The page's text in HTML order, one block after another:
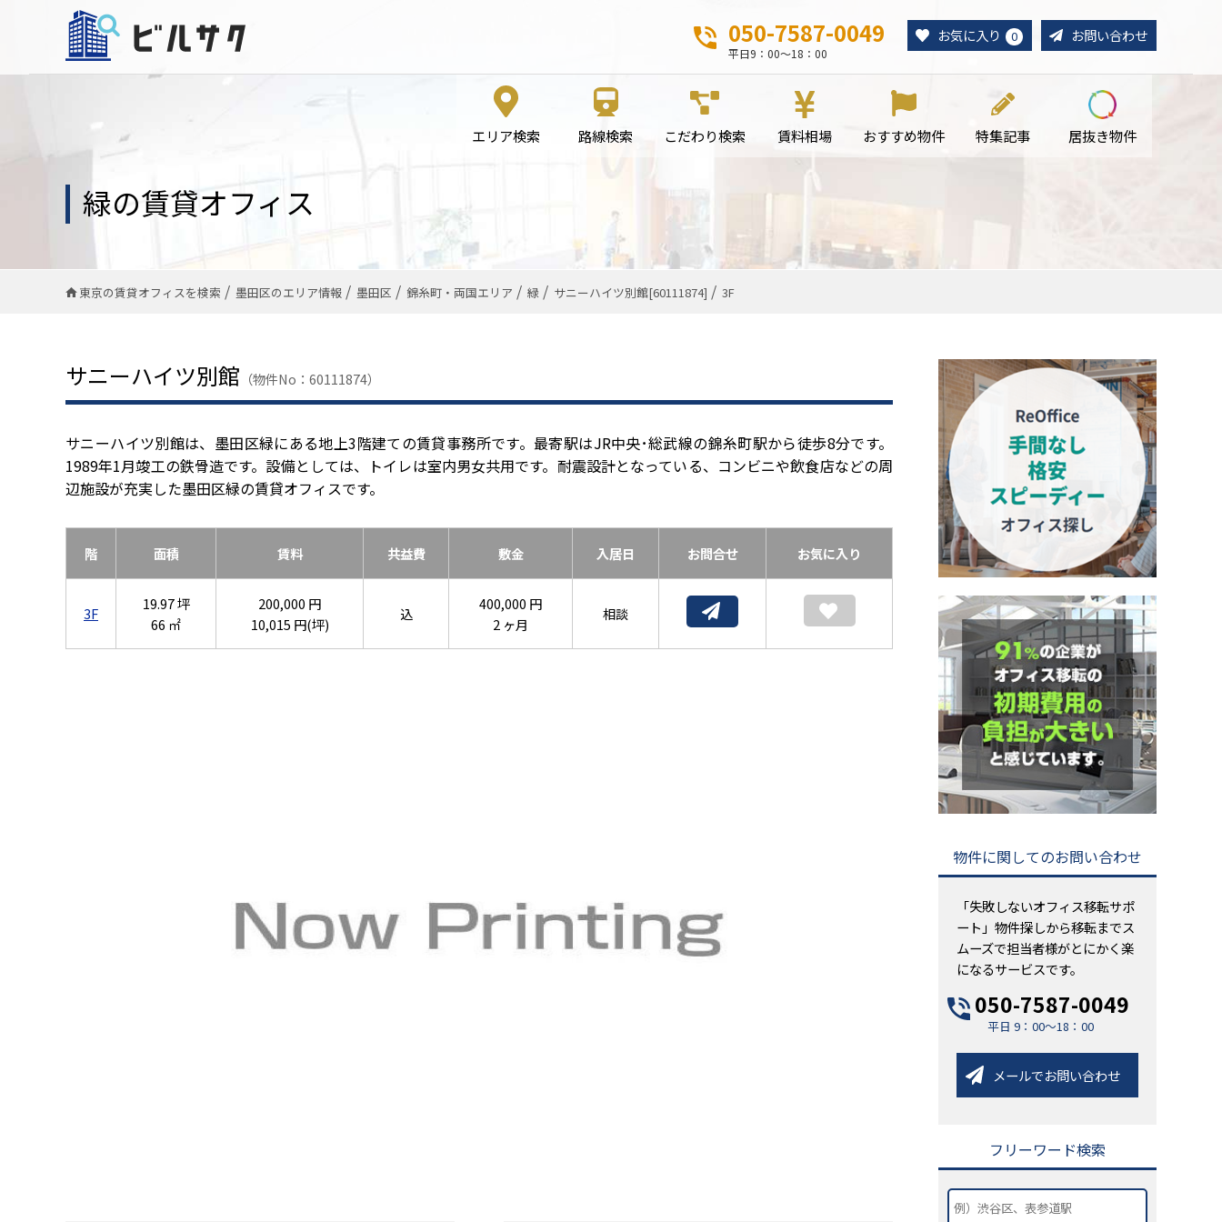
050-7587-0049
平日9：00～18：00
お気に入り 0 お問い合わせ
エリア検索 路線検索 こだわり検索 賃料相場 おすすめ物件 特集記事 居抜き物件
緑の賃貸オフィス
東京の賃貸オフィスを検索 墨田区のエリア情報 墨田区 錦糸町・両国エリア 緑 サニーハイツ別館[60111874] 3F
サニーハイツ別館 （物件No：60111874）
サニーハイツ別館は、墨田区緑にある地上3階建ての賃貸事務所です。最寄駅はJR中央･総武線の錦糸町駅から徒歩8分です。
1989年1月竣工の鉄骨造です。設備としては、トイレは室内男女共用です。耐震設計となっている、コンビニや飲食店などの周
辺施設が充実した墨田区緑の賃貸オフィスです。
階 面積 賃料 共益費 敷金 入居日 お問合せ お気に入り
3F
19.97 坪
66 ㎡
200,000 円
10,015 円(坪)
込
400,000 円
2 ヶ月
相談
物件に関してのお問い合わせ
「失敗しないオフィス移転サポ
ート」物件探しから移転までス
ムーズで担当者様がとにかく楽
になるサービスです。
050-7587-0049
平日 9：00～18：00
メールでお問い合わせ
フリーワード検索